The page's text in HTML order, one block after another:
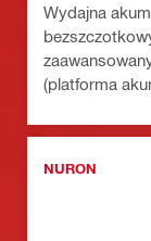
Wydajna
(platforma
NURON